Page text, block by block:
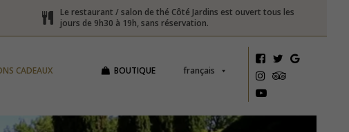
Le restaurant / salon de thé Côté Jardins est ouvert tous les
jours de 9h30 à 19h, sans réservation.
français
BOUTIQUE
CADEAUX